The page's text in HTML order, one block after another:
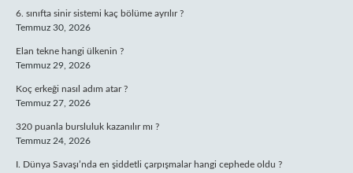
6. sınıfta sinir sistemi kaç bölüme ayrılır ?
Temmuz 30, 2026
Elan tekne hangi ülkenin ?
Temmuz 29, 2026
Koç erkeği nasıl adım atar ?
Temmuz 27, 2026
320 puanla bursluluk kazanılır mı ?
Temmuz 24, 2026
I. Dünya Savaşı’nda en şiddetli çarpışmalar hangi cephede oldu ?